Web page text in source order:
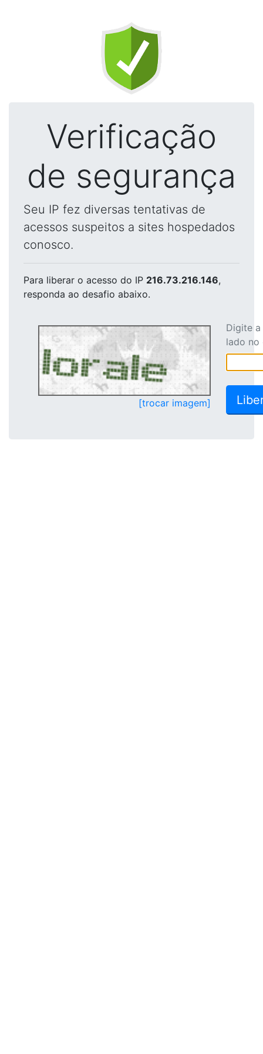
Verificação
de segurança
Seu IP fez diversas tentativas de
acessos suspeitos a sites hospedados
conosco.
Para liberar o acesso do IP 216.73.216.146,
responda ao desafio abaixo.
[trocar imagem]
Digite
lado no